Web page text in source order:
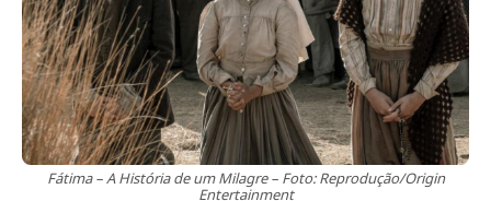
Fátima – A História de um Milagre – Foto: Reprodução/Origin
Entertainment